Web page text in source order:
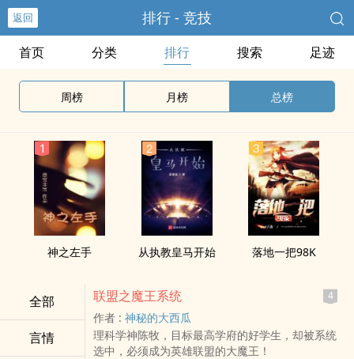
返回 排行 - 竞技
首页 分类 排行 搜索 足迹
周榜 月榜 总榜
神之左手 从执教皇马开始 落地一把98K
全部
言情
联盟之魔王系统 4
作者 : 神秘的大西瓜
理科学神陈牧，目标最高学府的好学生，却被系统
选中，必须成为英雄联盟的大魔王！